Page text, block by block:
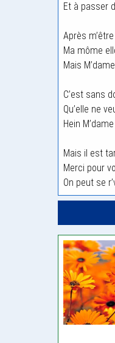
Et à passer
Après
Ma môme
Mais
C’est sans
Qu’elle ne
Hein
Mais il est
Merci pour
On peut se